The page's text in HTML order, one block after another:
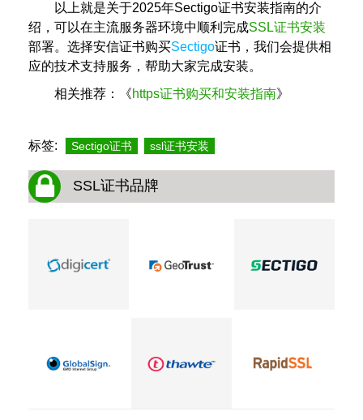
以上就是关于2025年Sectigo证书安装指南的介
绍，可以在主流服务器环境中顺利完成SSL证书安装
部署。选择安信证书购买Sectigo证书，我们会提供相
应的技术支持服务，帮助大家完成安装。
相关推荐：《https证书购买和安装指南》
标签: Sectigo证书 ssl证书安装
SSL证书品牌